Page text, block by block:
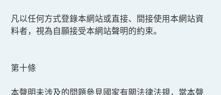
凡以任何方式登錄本網站或直接、間接使用本網站資
料者，視為自願接受本網站聲明的約束。
第十條
本聲明未涉及的問題參見國家有關法律法規，當本聲